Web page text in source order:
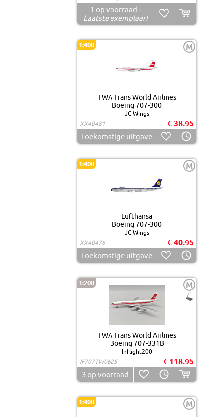
1 op voorraad -
Laatste exemplaar!
1:400 M
TWA Trans World Airlines
Boeing 707-300
JC Wings
XX40481
€ 38.95
Toekomstige uitgave
1:400 M
Lufthansa
Boeing 707-300
JC Wings
XX40476
€ 40.95
Toekomstige uitgave
1:200 M
TWA Trans World Airlines
Boeing 707-331B
Inflight200
IF707TW0625
€ 118.95
3 op voorraad
1:400 M